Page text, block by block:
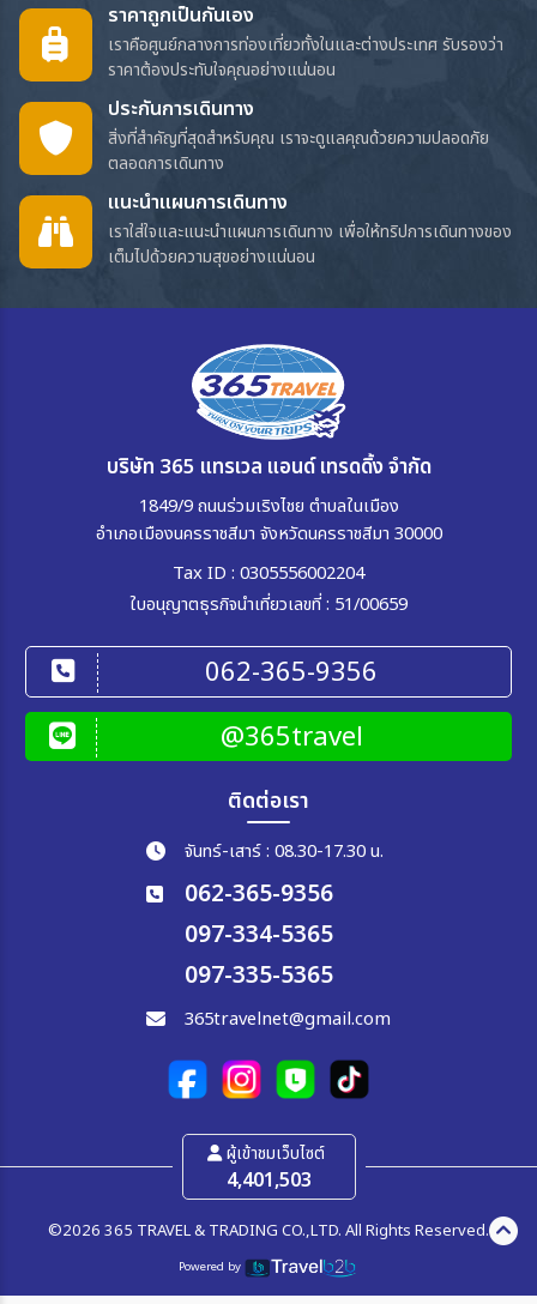
ราคาถูกเป็นกันเอง
เราคือศูนย์กลางการท่องเที่ยวทั้งในและต่างประเทศ รับรองว่า
ราคาต้องประทับใจคุณอย่างแน่นอน
ประกันการเดินทาง
สิ่งที่สำคัญที่สุดสำหรับคุณ เราจะดูแลคุณด้วยความปลอดภัย
ตลอดการเดินทาง
แนะนำแผนการเดินทาง
เราใส่ใจและแนะนำแผนการเดินทาง เพื่อให้ทริปการเดินทางของ
เต็มไปด้วยความสุขอย่างแน่นอน
บริษัท 365 แทรเวล แอนด์ เทรดดิ้ง จำกัด
1849/9 ถนนร่วมเริงไชย ตำบลในเมือง
อำเภอเมืองนครราชสีมา จังหวัดนครราชสีมา 30000
Tax ID : 0305556002204
ใบอนุญาตธุรกิจนำเที่ยวเลขที่ : 51/00659
062-365-9356
@365travel
ติดต่อเรา
จันทร์-เสาร์ : 08.30-17.30 น.
062-365-9356
097-334-5365
097-335-5365
365travelnet@gmail.com
ผู้เข้าชมเว็บไซต์
4,401,503
©2026 365 TRAVEL & TRADING CO.,LTD. All Rights Reserved.
Powered by